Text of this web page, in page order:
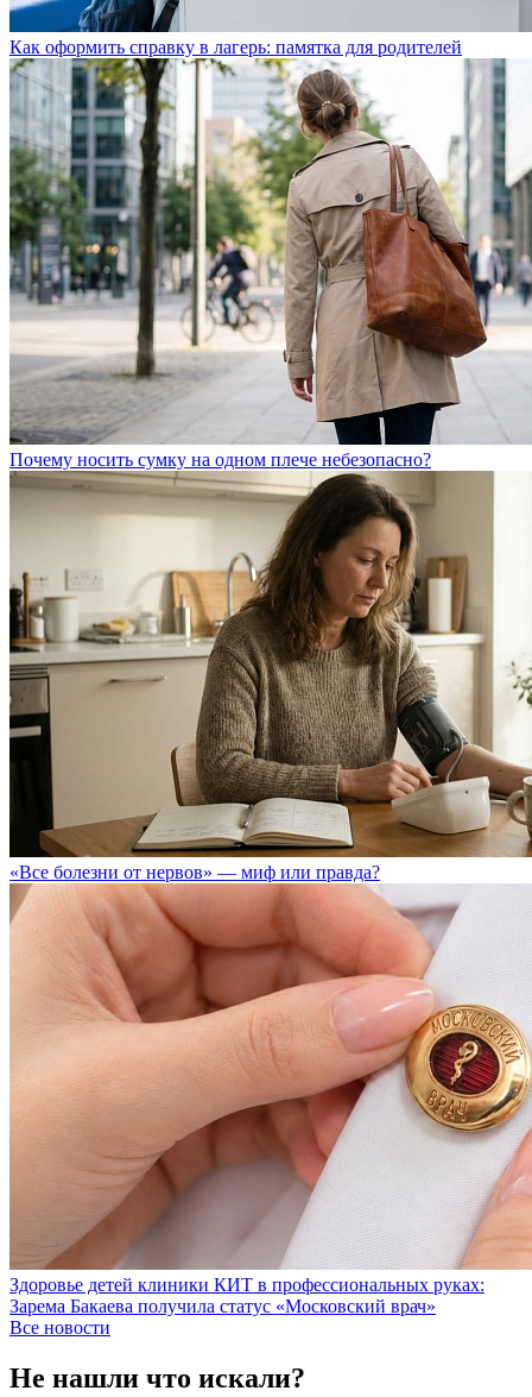
Как оформить справку в лагерь: памятка для родителей
Почему носить сумку на одном плече небезопасно?
«Все болезни от нервов» — миф или правда?
Здоровье детей клиники КИТ в профессиональных руках:
Зарема Бакаева получила статус «Московский врач»
Все новости
Не нашли что искали?